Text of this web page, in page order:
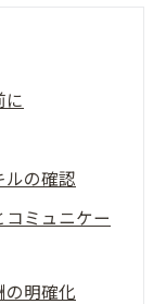
に
の確認
ミュニケー
明確化